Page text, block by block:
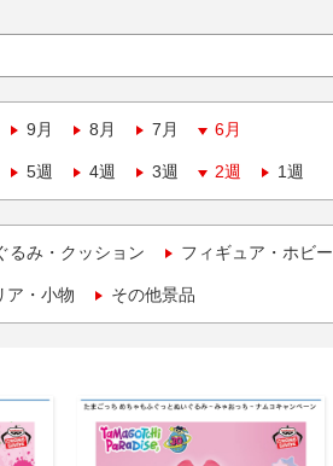
9月 8月 7月 6月
5週 4週 3週 2週 1週
るみ・クッション フィギュア・ホビー
ア・小物 その他景品